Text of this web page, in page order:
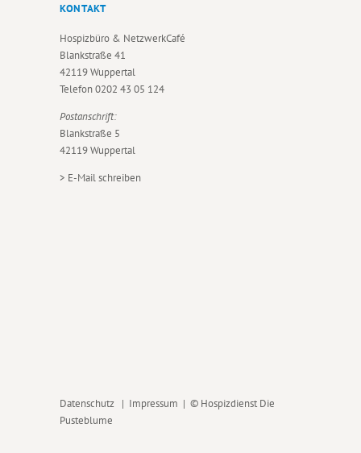
KONTAKT
Hospizbüro & NetzwerkCafé
Blankstraße 41
42119 Wuppertal
Telefon0202 43 05 124
Postanschrift:
Blankstraße 5
42119 Wuppertal
> E-Mail schreiben
Datenschutz | Impressum | © Hospizdienst Die
Pusteblume